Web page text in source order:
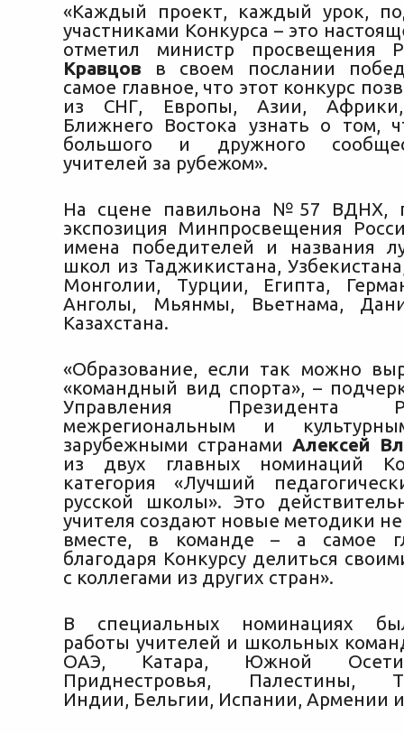
«Каждый проект, каждый урок,
участниками Конкурса – это
отметил министр просвещения
Кравцов в своем послании
самое главное, что этот конкурс
из СНГ, Европы, Азии,
Ближнего Востока узнать о том,
большого и дружного
учителей за рубежом».
На сцене павильона №57 ВДНХ,
экспозиция Минпросвещения
имена победителей и названия
школ из Таджикистана,
Монголии, Турции, Египта,
Анголы, Мьянмы, Вьетнама,
Казахстана.
«Образование, если так можно
«командный вид спорта», –
Управления Президента
межрегиональным и
зарубежными странамиАлексей
из двух главных номинаций
категория «Лучший
русской школы». Это
учителя создают новые методики
вместе, в команде – а самое
благодаря Конкурсу делиться
с коллегами из других стран».
В специальных номинациях
работы учителей и школьных
ОАЭ, Катара, Южной
Приднестровья, Палестины,
Индии, Бельгии, Испании, Армении